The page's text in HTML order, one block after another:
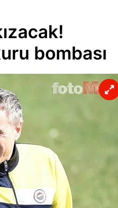
bombası